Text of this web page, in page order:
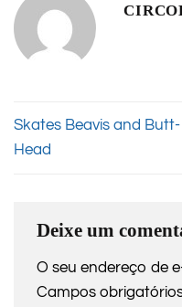
Skates Beavis and Butt-
Head
Deixe um
O seu endereço de
Campos